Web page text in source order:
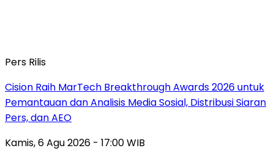
Pers Rilis
Cision Raih MarTech Breakthrough Awards 2026 untuk
Pemantauan dan Analisis Media Sosial, Distribusi Siaran
Pers, dan AEO
Kamis, 6 Agu 2026 - 17:00 WIB